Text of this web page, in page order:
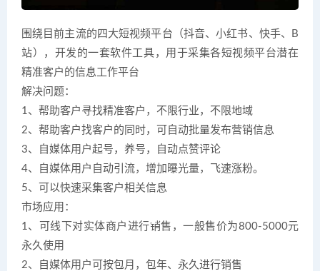
围绕目前主流的四大短视频平台（抖音、小红书、快手、B
站），开发的一套软件工具，用于采集各短视频平台潜在
精准客户的信息工作平台
解决问题：
1、帮助客户寻找精准客户，不限行业，不限地域
2、帮助客户找客户的同时，可自动批量发布营销信息
3、自媒体用户起号，养号，自动点赞评论
4、自媒体用户自动引流，增加曝光量，飞速涨粉。
5、可以快速采集客户相关信息
市场应用：
1、可线下对实体商户进行销售，一般售价为800-5000元
永久使用
2、自媒体用户可按包月，包年、永久进行销售